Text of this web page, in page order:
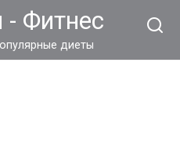
- Фитнес
диеты